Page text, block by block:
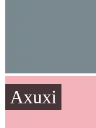
Axuxi